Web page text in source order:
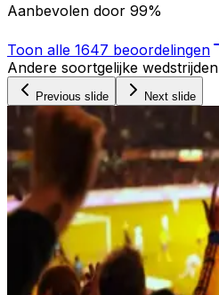
Aanbevolen door 99%
Toon alle 1647 beoordelingen
Andere soortgelijke wedstrijden
Previous slide Next slide